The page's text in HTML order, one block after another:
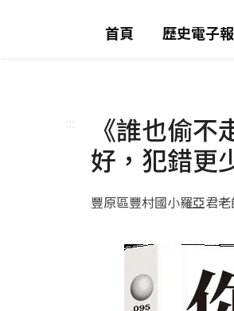
首頁 歷史電子報
:::
《誰也偷
好，犯錯更
豐原區豐村國小羅亞君